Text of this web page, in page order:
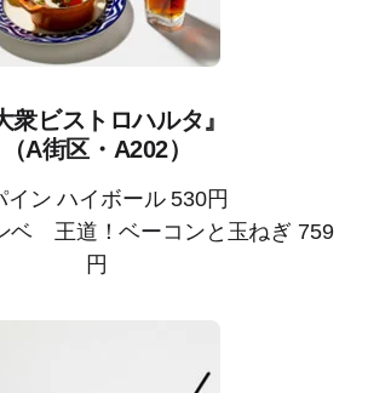
衆ビストロハルタ』
（A街区・A202）
イン ハイボール 530円
ベ 王道！ベーコンと玉ねぎ 759
円